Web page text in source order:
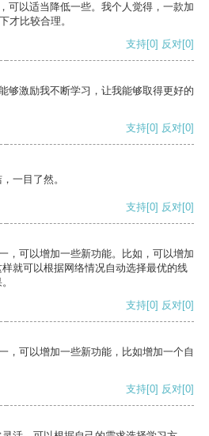
可以适当降低一些。我个人觉得，一款加
才比较合理。
支持[0] 反对[0]
够激励我不断学习，让我能够取得更好的
支持[0] 反对[0]
一目了然。
支持[0] 反对[0]
，可以增加一些新功能。比如，可以增加
就可以根据网络情况自动选择最优的线
支持[0] 反对[0]
，可以增加一些新功能，比如增加一个自
支持[0] 反对[0]